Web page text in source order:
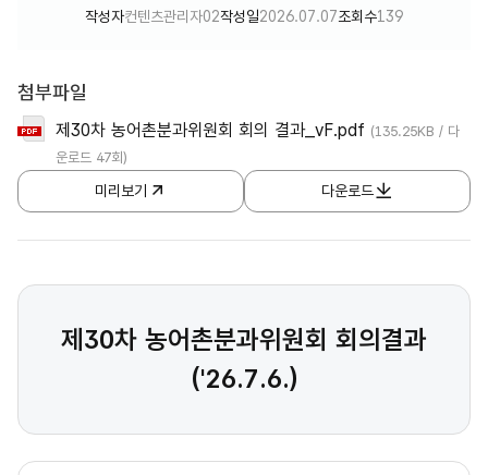
작성자컨텐츠관리자02작성일2026.07.07조회수139
첨부파일
제30차 농어촌분과위원회 회의 결과_vF.pdf (135.25KB / 다
운로드 47회)
미리보기 다운로드
제30차 농어촌분과위원회 회의결과
('26.7.6.)